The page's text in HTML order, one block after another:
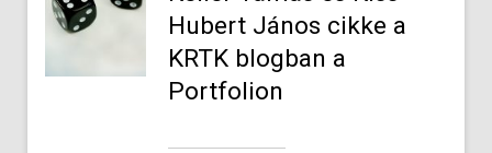
Hubert János cikke a
KRTK blogban a
Portfolion